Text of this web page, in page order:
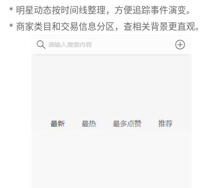
* 明星动态按时间线整理，方便追踪事件演变。
* 商家类目和交易信息分区，查相关背景更直观。